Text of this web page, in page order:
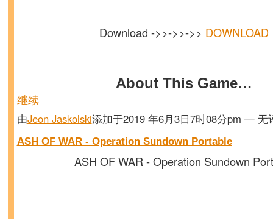
Download ->>->>->> DOWNLOAD
About This Game…
继续
由Jeon Jaskolski添加于2019 年6月3日7时08分pm — 无
ASH OF WAR - Operation Sundown Portable
ASH OF WAR - Operation Sundown